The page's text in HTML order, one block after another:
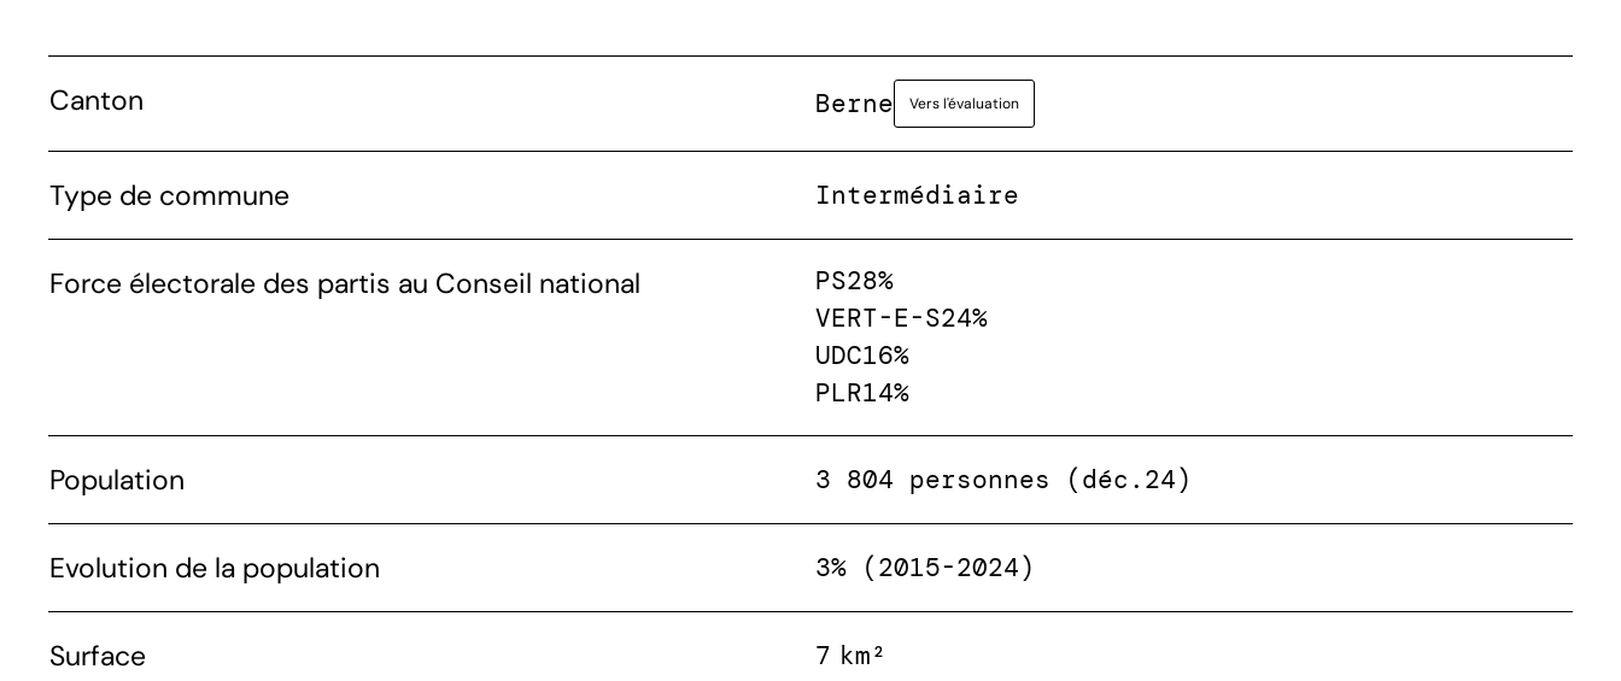
Canton Berne Vers l'évaluation
Type de commune Intermédiaire
Force électorale des partis au Conseil national PS28%
VERT-E-S24%
UDC16%
PLR14%
Population 3 804 personnes (déc.24)
Evolution de la population 3% (2015-2024)
Surface 7 km²